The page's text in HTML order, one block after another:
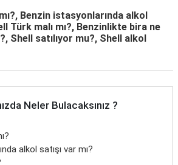
Benzin istasyonlarında alkol
Türk malı mı?, Benzinlikte bira ne
Shell satılıyor mu?, Shell alkol
Neler Bulacaksınız ?
alkol satışı var mı?